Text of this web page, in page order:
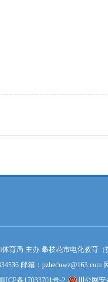
育局 主办 攀枝花市电化教育
邮箱：pzheduwz@163.com
ICP备17033701号-2
川公网安